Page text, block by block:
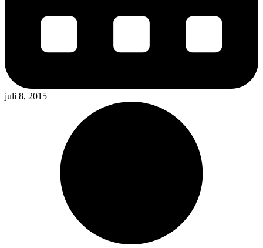
juli 8, 2015